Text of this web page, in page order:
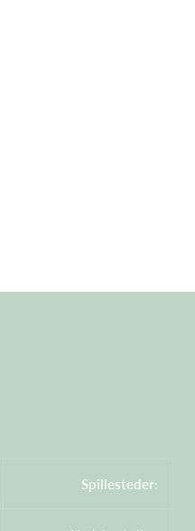
Spillesteder: